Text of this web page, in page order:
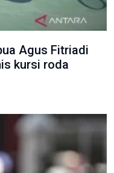
Agus Fitriadi
kursi roda